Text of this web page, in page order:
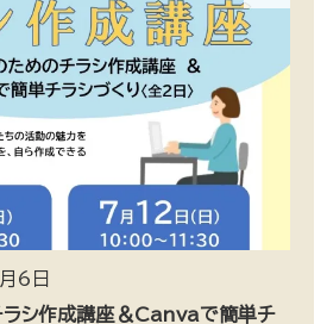
6日
シ作成講座＆Canvaで簡単チ